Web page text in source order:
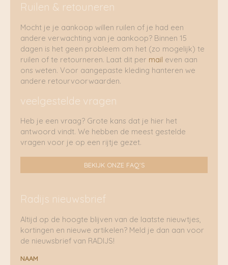
Ruilen & retouneren
Mocht je je aankoop willen ruilen of je had een
andere verwachting van je aankoop? Binnen 15
dagen is het geen probleem om het (zo mogelijk) te
ruilen of te retourneren. Laat dit per mail even aan
ons weten. Voor aangepaste kleding hanteren we
andere retourvoorwaarden.
veelgestelde vragen
Heb je een vraag? Grote kans dat je hier het
antwoord vindt. We hebben de meest gestelde
vragen voor je op een rijtje gezet.
BEKIJK ONZE FAQ'S
Radijs nieuwsbrief
Altijd op de hoogte blijven van de laatste nieuwtjes,
kortingen en nieuwe artikelen? Meld je dan aan voor
de nieuwsbrief van RADIJS!
NAAM